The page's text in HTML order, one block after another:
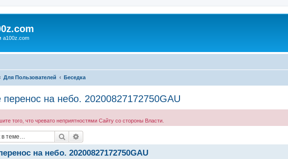
a100z.com
Для Пользователей Беседка
перенос на небо. 20200827172750GAU
того, что чревато неприятностями Сайту со стороны Власти.
Поиск
на небо. 20200827172750GAU